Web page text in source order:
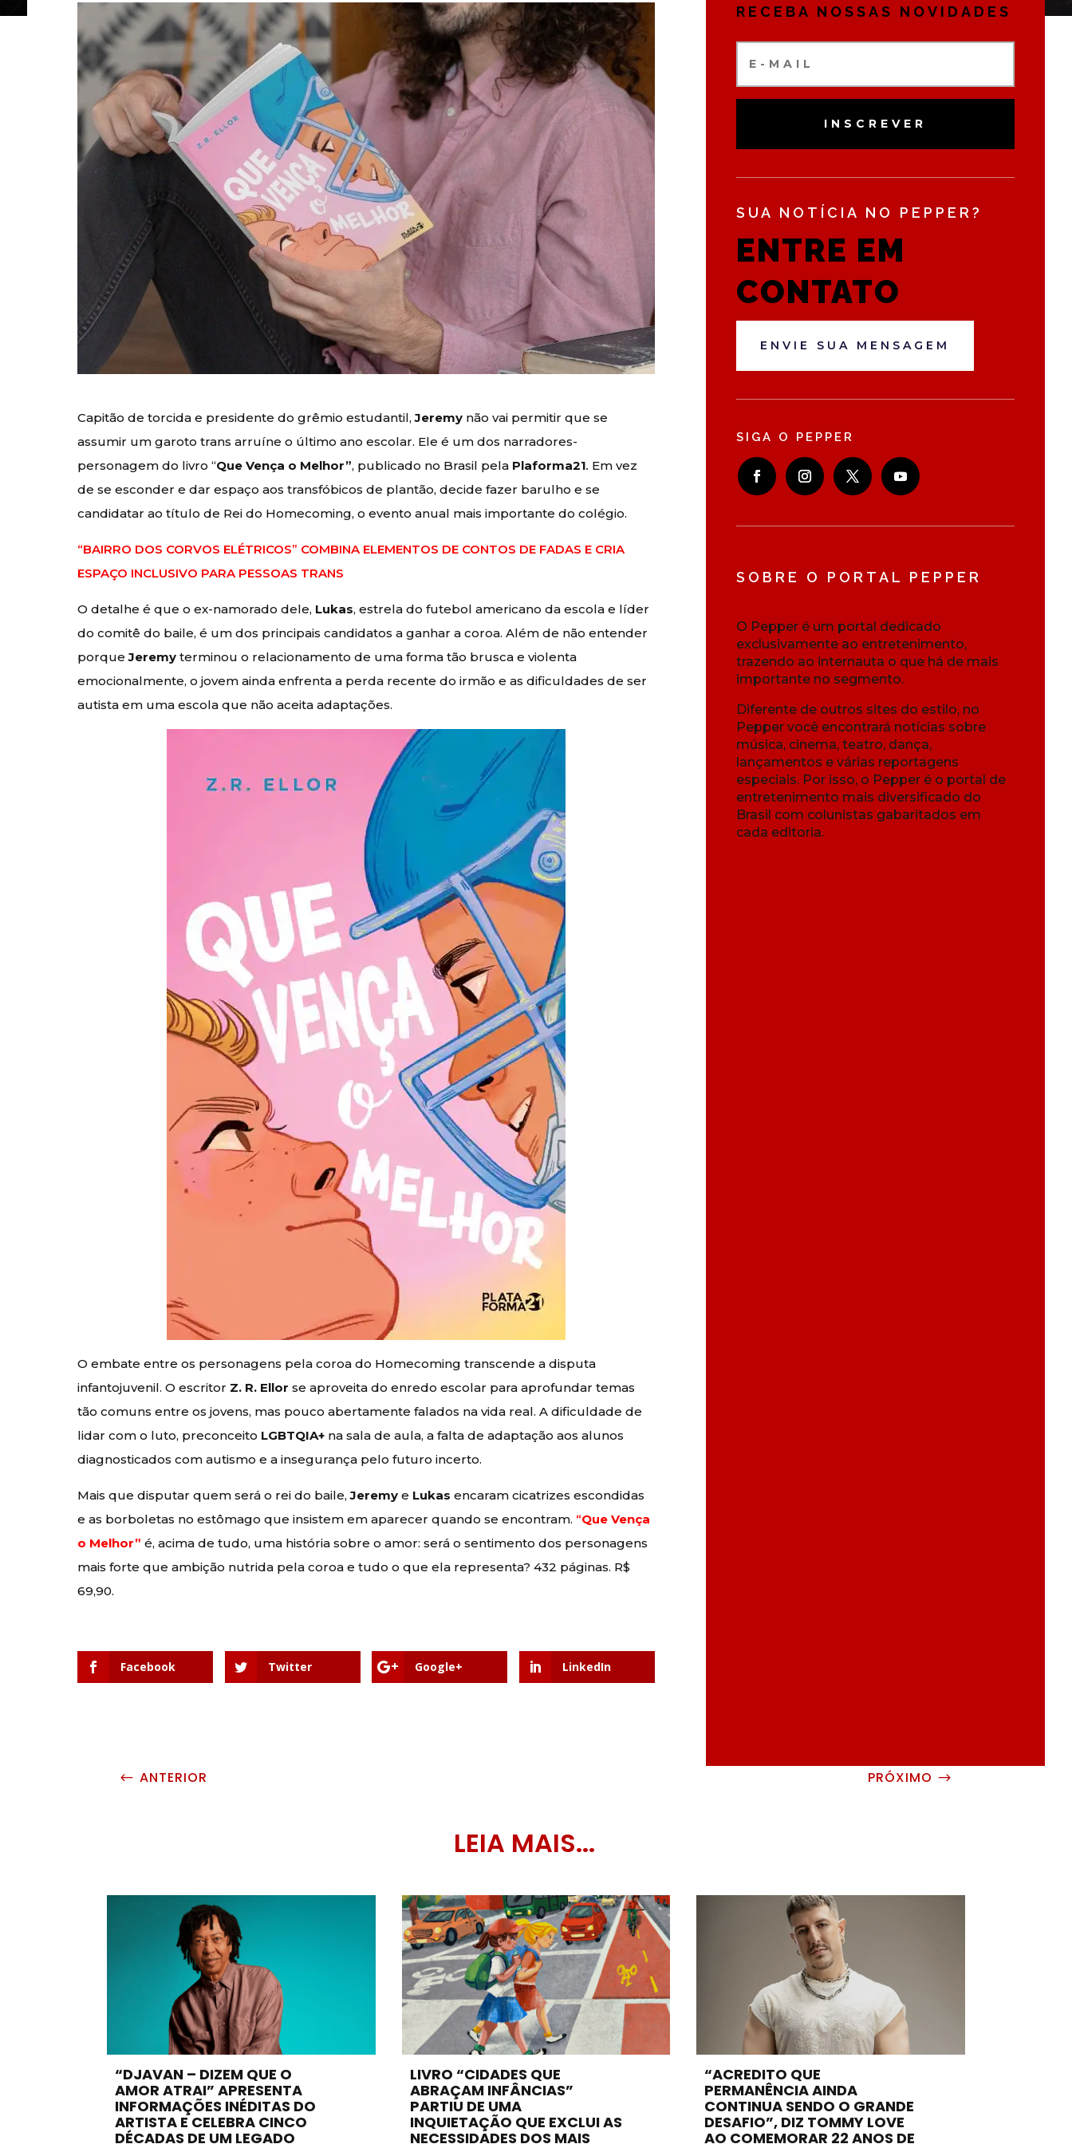
Capitão de torcida e presidente do grêmio estudantil,Jeremy não vai permitir que se
assumir um garoto trans arruíne o último ano escolar. Ele é um dos narradores-
personagem do livro “Que Vença o Melhor”, publicado no Brasil pela Plaforma21. Em vez
de se esconder e dar espaço aos transfóbicos de plantão, decide fazer barulho e se
candidatar ao título de Rei do Homecoming, o evento anual mais importante do colégio.
“BAIRRO DOS CORVOS ELÉTRICOS” COMBINA ELEMENTOS DE CONTOS DE FADAS E CRIA
ESPAÇO INCLUSIVO PARA PESSOAS TRANS
O detalhe é que o ex-namorado dele, Lukas, estrela do futebol americano da escola e líder
do comitê do baile, é um dos principais candidatos a ganhar a coroa. Além de não entender
porqueJeremy terminou o relacionamento de uma forma tão brusca e violenta
emocionalmente, o jovem ainda enfrenta a perda recente do irmão e as dificuldades de ser
autista em uma escola que não aceita adaptações.
O embate entre os personagens pela coroa do Homecoming transcende a disputa
infantojuvenil. O escritor Z. R. Ellorse aproveita do enredo escolar para aprofundar temas
tão comuns entre os jovens, mas pouco abertamente falados na vida real. A dificuldade de
lidar com o luto, preconceito LGBTQIA+ na sala de aula, a falta de adaptação aos alunos
diagnosticados com autismo e a insegurança pelo futuro incerto.
Mais que disputar quem será o rei do baile,Jeremy e Lukas encaram cicatrizes escondidas
e as borboletas no estômago que insistem em aparecer quando se encontram. “Que Vença
o Melhor” é, acima de tudo, uma história sobre o amor: será o sentimento dos personagens
mais forte que ambição nutrida pela coroa e tudo o que ela representa? 432 páginas. R$
69,90.
Facebook Twitter Google+ LinkedIn
RECEBA NOSSAS NOVIDADES
INSCREVER
SUA NOTÍCIA NO PEPPER?
ENTRE EM
CONTATO
ENVIE SUA MENSAGEM
SIGA O PEPPER
SOBRE O PORTAL PEPPER
O Pepper é um portal dedicado
exclusivamente ao entretenimento,
trazendo ao internauta o que há de mais
importante no segmento.
Diferente de outros sites do estilo, no
Pepper você encontrará notícias sobre
música, cinema, teatro, dança,
lançamentos e várias reportagens
especiais. Por isso, o Pepper é o portal de
entretenimento mais diversificado do
Brasil com colunistas gabaritados em
cada editoria.
# ANTERIOR PRÓXIMO $
LEIA MAIS...
“DJAVAN – DIZEM QUE O
AMOR ATRAI” APRESENTA
INFORMAÇÕES INÉDITAS DO
ARTISTA E CELEBRA CINCO
DÉCADAS DE UM LEGADO
LIVRO “CIDADES QUE
ABRAÇAM INFÂNCIAS”
PARTIU DE UMA
INQUIETAÇÃO QUE EXCLUI AS
NECESSIDADES DOS MAIS
“ACREDITO QUE
PERMANÊNCIA AINDA
CONTINUA SENDO O GRANDE
DESAFIO”, DIZ TOMMY LOVE
AO COMEMORAR 22 ANOS DE